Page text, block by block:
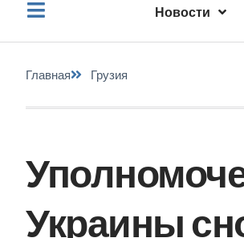
Новости
Главная Грузия
Украины